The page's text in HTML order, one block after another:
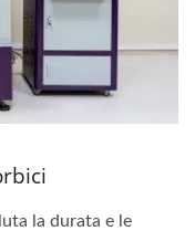
la durata e le